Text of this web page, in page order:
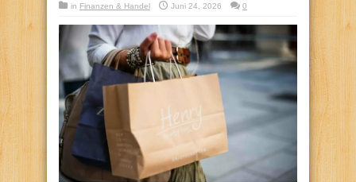
in Finanzen & Handel Juni 24, 2026 0